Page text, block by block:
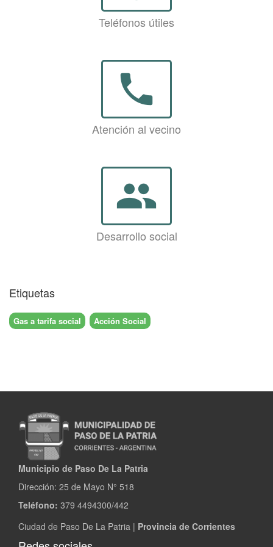
Teléfonos útiles
phone
Atención al vecino
group
Desarrollo social
Etiquetas
Gas a tarifa social Acción Social
Municipio de Paso De La Patria
Dirección: 25 de Mayo N° 518
Teléfono: 379 4494300/442
Ciudad de Paso De La Patria | Provincia de Corrientes